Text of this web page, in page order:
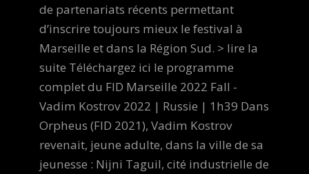
de partenariats récents permettant
d’inscrire toujours mieux le festival à
Marseille et dans la Région Sud. > lire la
suite Téléchargez ici le programme
complet du FID Marseille 2022 Fall -
Vadim Kostrov 2022 | Russie | 1h39 Dans
Orpheus (FID 2021), Vadim Kostrov
revenait, jeune adulte, dans la ville de sa
jeunesse : Nijni Taguil, cité industrielle de